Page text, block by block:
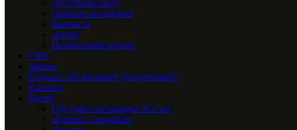
Доступная среда
Правила посещения
Контакты
Архив
Независимая оценка
СВО
Афиша
Подкаст «На Большой Догадинской»
Новости
Музей
Год единства народов России
Заметки о шедеврах